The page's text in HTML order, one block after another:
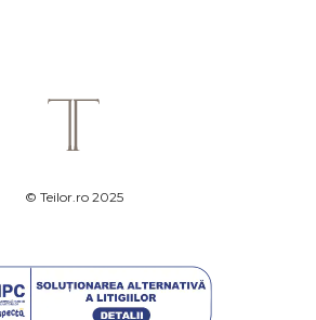
© Teilor.ro 2025